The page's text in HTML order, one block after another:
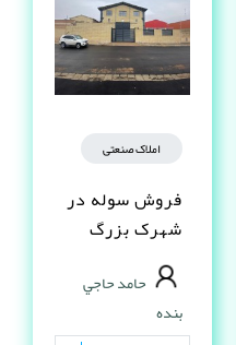
املاک صنعتی
فروش سوله در
شهرک بزرگ
اصفهان فاز یک
حامد حاجي
بنده